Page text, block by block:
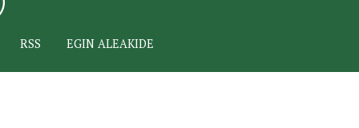
RSS EGIN ALEAKIDE